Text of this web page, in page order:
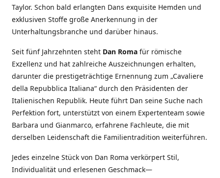
Taylor. Schon bald erlangten Dans exquisite Hemden und
exklusiven Stoffe große Anerkennung in der
Unterhaltungsbranche und darüber hinaus.
Seit fünf Jahrzehnten steht Dan Roma für römische
Exzellenz und hat zahlreiche Auszeichnungen erhalten,
darunter die prestigeträchtige Ernennung zum „Cavaliere
della Repubblica Italiana“ durch den Präsidenten der
Italienischen Republik. Heute führt Dan seine Suche nach
Perfektion fort, unterstützt von einem Expertenteam sowie
Barbara und Gianmarco, erfahrene Fachleute, die mit
derselben Leidenschaft die Familientradition weiterführen.
Jedes einzelne Stück von Dan Roma verkörpert Stil,
Individualität und erlesenen Geschmack—